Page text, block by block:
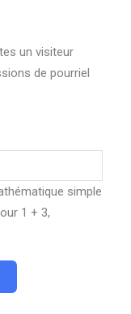
un visiteur
de pourriel
simple
1 + 3,